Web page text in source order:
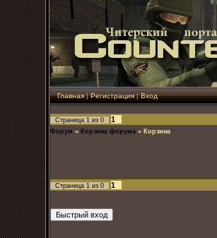
Главная|Регистрация|Вход
Страница 1 из 0 1
Форум » Корзина форума » Корзина
Страница 1 из 0 1